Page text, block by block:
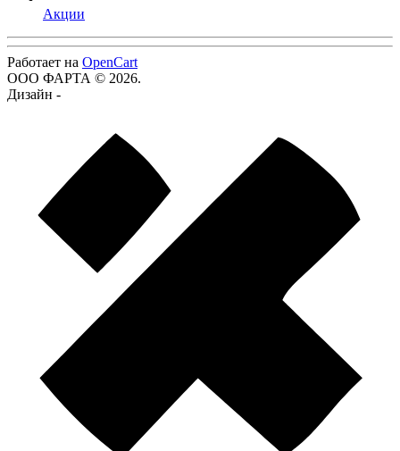
Акции
Работает на OpenCart
ООО ФАРТА © 2026.
Дизайн -